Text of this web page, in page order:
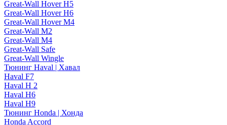
Great-Wall Hover H5
Great-Wall Hover H6
Great-Wall Hover M4
Great-Wall M2
Great-Wall M4
Great-Wall Safe
Great-Wall Wingle
Тюнинг Haval | Хавал
Haval F7
Haval H 2
Haval H6
Haval H9
Тюнинг Honda | Хонда
Honda Accord